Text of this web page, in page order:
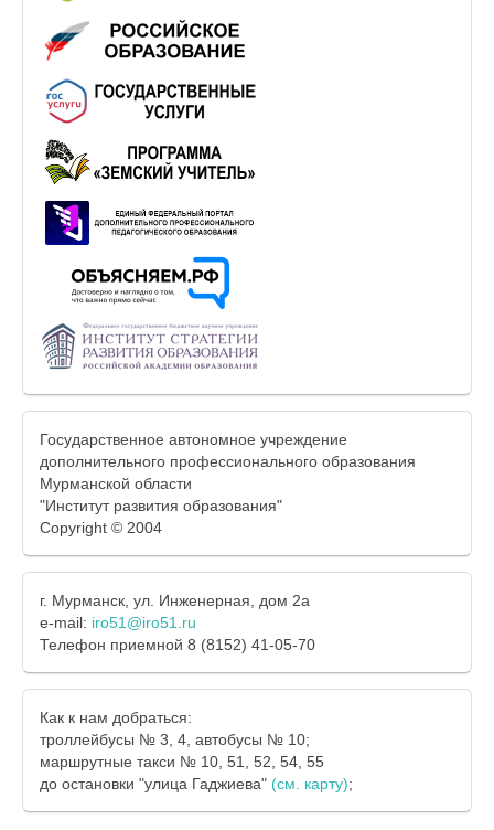
Государственное автономное учреждение
дополнительного профессионального образования
Мурманской области
"Институт развития образования"
Copyright © 2004
г. Мурманск, ул. Инженерная, дом 2а
e-mail: iro51@iro51.ru
Телефон приемной 8 (8152) 41-05-70
Как к нам добраться:
троллейбусы № 3, 4, автобусы № 10;
маршрутные такси № 10, 51, 52, 54, 55
до остановки "улица Гаджиева" (см. карту);